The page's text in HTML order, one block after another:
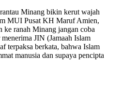
Minang bikin kerut wajah
MUI Pusat KH Maruf Amien,
ke ranah Minang jangan coba
JIN (Jamaah Islam
terpaksa berkata, bahwa Islam
manusia dan supaya pencipta